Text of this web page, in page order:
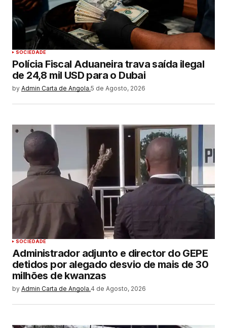
SOCIEDADE
Polícia Fiscal Aduaneira trava saída ilegal
de 24,8 mil USD para o Dubai
by Admin Carta de Angola.5 de Agosto, 2026
SOCIEDADE
Administrador adjunto e director do GEPE
detidos por alegado desvio de mais de 30
milhões de kwanzas
by Admin Carta de Angola.4 de Agosto, 2026